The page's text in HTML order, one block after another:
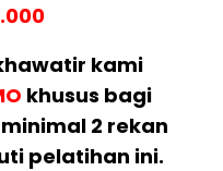
kami
khusus bagi
2 rekan
pelatihan ini.